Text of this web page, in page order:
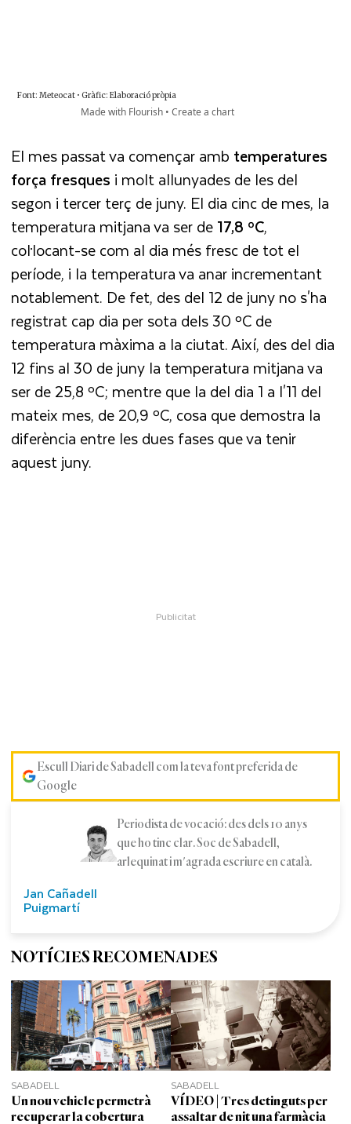
El mes passat va començar amb temperatures
força fresques i molt allunyades de les del
segon i tercer terç de juny. El dia cinc de mes, la
temperatura mitjana va ser de17,8 ºC,
col·locant-se com al dia més fresc de tot el
període, i la temperatura va anar incrementant
notablement. De fet, des del 12 de juny no s'ha
registrat cap dia per sota dels 30 ºC de
temperatura màxima a la ciutat. Així, des del dia
12 fins al 30 de juny la temperatura mitjana va
ser de 25,8 ºC; mentre que la del dia 1 a l'11 del
mateix mes, de 20,9 ºC, cosa que demostra la
diferència entre les dues fases que va tenir
aquest juny.
Escull Diari de Sabadell com la teva font preferida de
Google
Jan Cañadell
Puigmartí
Periodista de vocació: des dels 10 anys
que ho tinc clar. Soc de Sabadell,
arlequinat i m'agrada escriure en català.
NOTÍCIES RECOMENADES
SABADELL
Un nou vehicle permetrà
recuperar la cobertura
SABADELL
VÍDEO | Tres detinguts per
assaltar de nit una farmàcia